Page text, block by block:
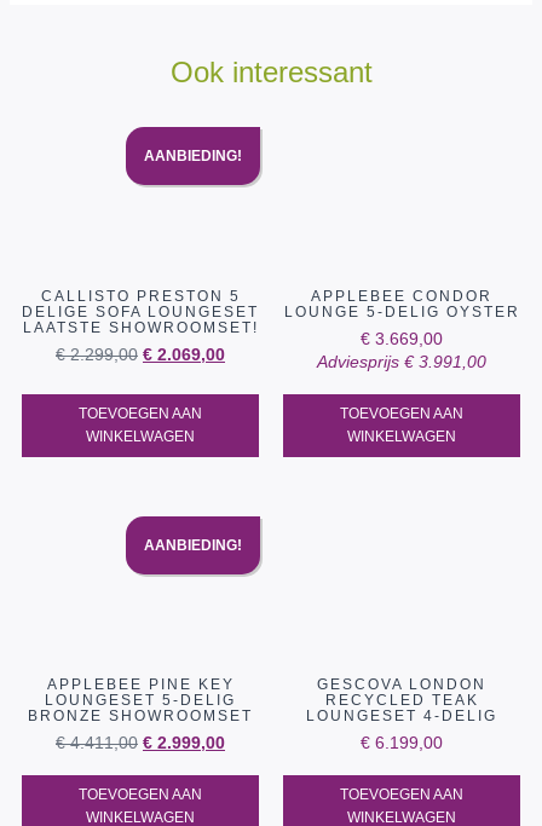
Ook interessant
AANBIEDING!
CALLISTO PRESTON 5
DELIGE SOFA LOUNGESET
LAATSTE SHOWROOMSET!
€2.299,00 € 2.069,00
TOEVOEGEN AAN
WINKELWAGEN
APPLEBEE CONDOR
LOUNGE 5-DELIG OYSTER
€ 3.669,00
Adviesprijs €3.991,00
TOEVOEGEN AAN
WINKELWAGEN
AANBIEDING!
APPLEBEE PINE KEY
LOUNGESET 5-DELIG
BRONZE SHOWROOMSET
€4.411,00 € 2.999,00
TOEVOEGEN AAN
WINKELWAGEN
GESCOVA LONDON
RECYCLED TEAK
LOUNGESET 4-DELIG
€ 6.199,00
TOEVOEGEN AAN
WINKELWAGEN